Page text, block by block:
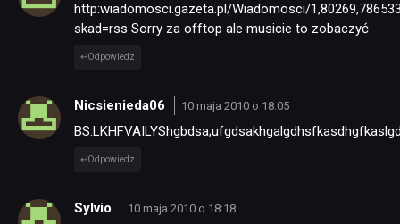
http:wiadomosci.gazeta.pl/Wiadomosci/
skad=rss Sorry za offtop ale musicie to zobaczyć
Odpowiedz
Nicsienieda06 10 maja 2010 o 18:05
Odpowiedz
Sylvio 10 maja 2010 o 18:18